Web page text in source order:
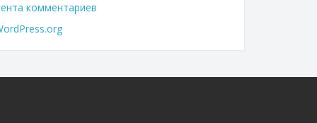
комментариев